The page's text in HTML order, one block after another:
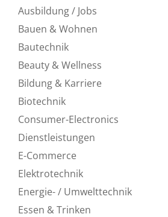
Ausbildung / Jobs
Bauen & Wohnen
Bautechnik
Beauty & Wellness
Bildung & Karriere
Biotechnik
Consumer-Electronics
Dienstleistungen
E-Commerce
Elektrotechnik
Energie- / Umwelttechnik
Essen & Trinken